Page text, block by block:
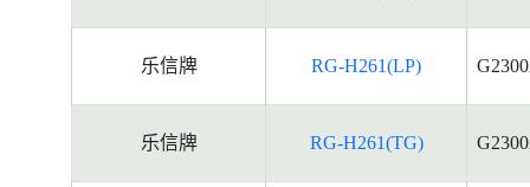
乐信牌 RG-H261(LP)
乐信牌 RG-H261(TG)